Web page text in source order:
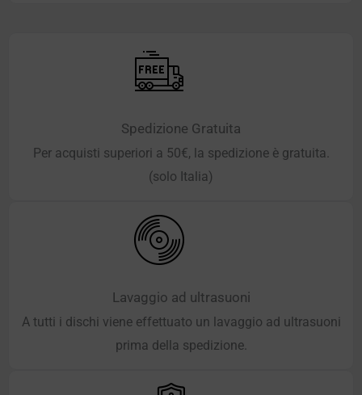
Spedizione Gratuita
Per acquisti superiori a 50€, la spedizione è gratuita.
(solo Italia)
Lavaggio ad ultrasuoni
A tutti i dischi viene effettuato un lavaggio ad ultrasuoni
prima della spedizione.